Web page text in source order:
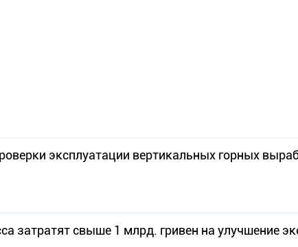
эксплуатации вертикальных горных
затратят свыше 1 млрд. гривен на улучшение